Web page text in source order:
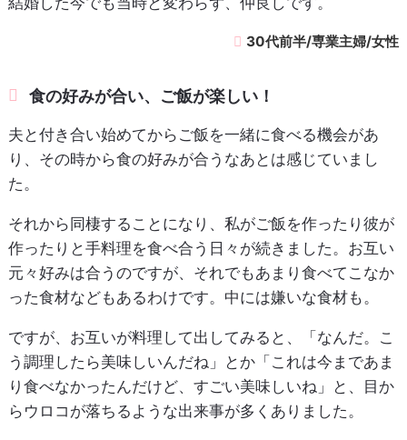
30代前半/専業主婦/女性
食の好みが合い、ご飯が楽しい！
夫と付き合い始めてからご飯を一緒に食べる機会があ
り、その時から食の好みが合うなあとは感じていまし
た。
それから同棲することになり、私がご飯を作ったり彼が
作ったりと手料理を食べ合う日々が続きました。お互い
元々好みは合うのですが、それでもあまり食べてこなか
った食材などもあるわけです。中には嫌いな食材も。
ですが、お互いが料理して出してみると、「なんだ。こ
う調理したら美味しいんだね」とか「これは今まであま
り食べなかったんだけど、すごい美味しいね」と、目か
らウロコが落ちるような出来事が多くありました。